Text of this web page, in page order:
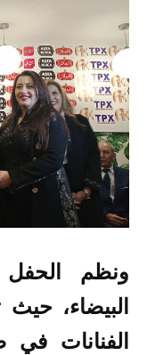
ونظم
البيضاء،
الفنانات في